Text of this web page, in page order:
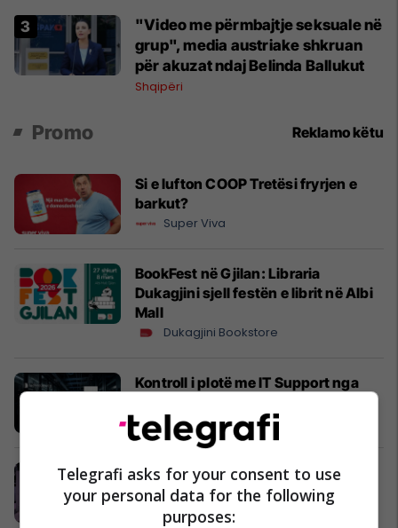
"Video me përmbajtje seksuale në
grup", media austriake shkruan
për akuzat ndaj Belinda Ballukut
Shqipëri
Promo Reklamo këtu
Si e lufton COOP Tretësi fryrjen e
barkut?
Super Viva
BookFest në Gjilan: Libraria
Dukagjini sjell festën e librit në Albi
Mall
Dukagjini Bookstore
Kontroll i plotë me IT Support nga
Techno Service Pro
Rezervo vendin tënd në Beauty Fair
Kosova 2026
PR Solutions
Telegrafi asks for your consent to use
your personal data for the following
purposes: